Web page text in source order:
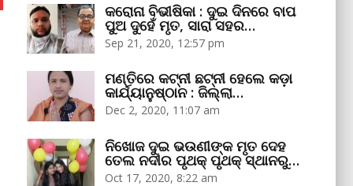
କରୋନା ବିଭୀଷିକା : ଦୁଇ ଦିନରେ ବାପ
ପୁଅ ଦୁହେଁ ମୃତ, ସାରା ସହର…
Sep 21, 2020, 12:57 pm
ମଣ୍ତିରେ କଟ୍‌ନୀ ଛଟ୍‌ନୀ ହେଲେ କଡ଼ା
କାର୍ଯ୍ୟାନୁଷ୍ଠାନ : ଜିଲ୍ଲା…
Dec 2, 2020, 11:07 am
ନିଖୋଜ ଦୁଇ ଭଉଣୀଙ୍କ ମୃତ ଦେହ
ତେଲ ନଦୀର ପୃଥକ୍‌ ପୃଥକ୍‌ ସ୍ଥାନରୁ…
Oct 17, 2020, 8:22 am